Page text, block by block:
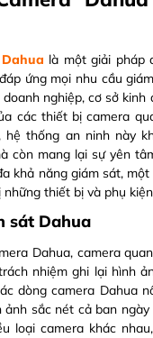
là một giải pháp
ứng mọi nhu cầu
nghiệp, cơ sở kinh
các thiết bị camera
hệ thống an ninh này
còn mang lại sự yên
khả năng giám sát,
thiết bị và phụ
sát Dahua
Dahua, camera
nhiệm ghi lại hình
dòng camera Dahua
ảnh sắc nét cả ban
loại camera khác